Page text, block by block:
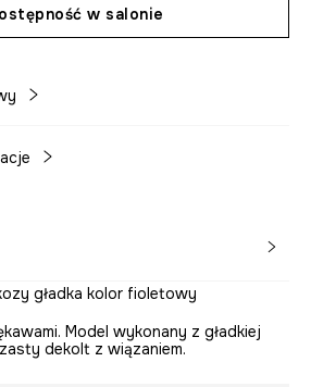
w salonie
gładka kolor fioletowy
Model wykonany z gładkiej
dekolt z wiązaniem.